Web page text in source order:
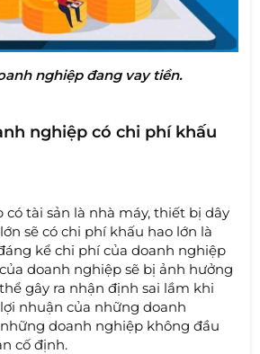
nghiệp đang vay tiền.
nghiệp có chi phí khấu
có tài sản là nhà máy, thiết bị dây
sẽ có chi phí khấu hao lớn là
kể chi phí của doanh nghiệp
doanh nghiệp sẽ bị ảnh hưởng
gây ra nhận định sai lầm khi
nhuận của những doanh
doanh nghiệp không đầu
cố định.